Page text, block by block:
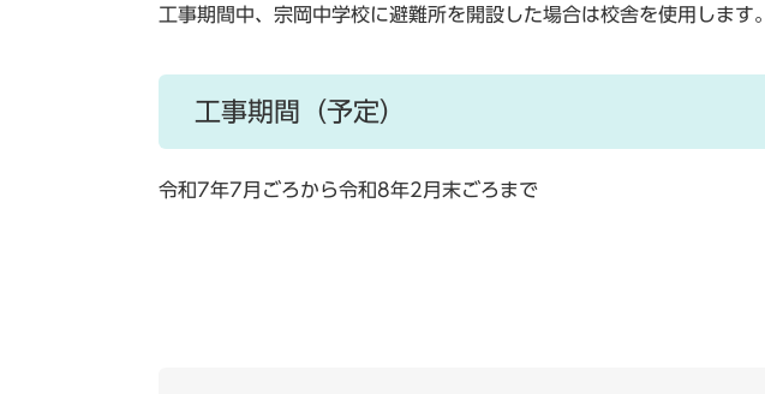
工事期間中、宗岡中学校に避難所を開設した場合は校舎を使用します。
工事期間（予定）
令和7年7月ごろから令和8年2月末ごろまで